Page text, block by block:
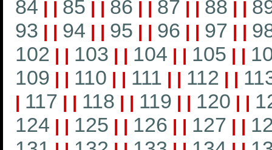
84 | | 85 | | 86 | | 87 | | 88 | |
93 | | 94 | | 95 | | 96 | | 97 | |
102 | | 103 | | 104 | | 105 | |
109 | | 110 | | 111 | | 112 | |
| 117 | | 118 | | 119 | | 120 | |
124 | | 125 | | 126 | | 127 | |